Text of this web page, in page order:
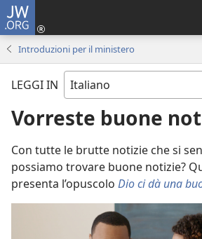
JW.ORG
Introduzioni per il ministero
LEGGI IN
Vorreste buone
Con tutte le brutte notizie che si
possiamo trovare buone notizie?
presenta l’opuscolo Dio ci dà una